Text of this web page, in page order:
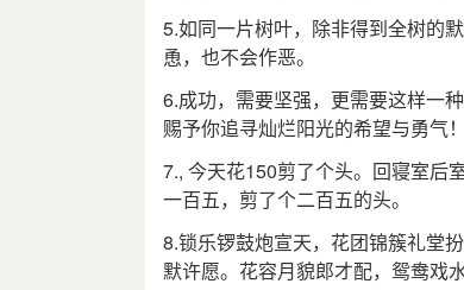
5.如同一片树叶，除非得到全树的
恿，也不会作恶。
6.成功，需要坚强，更需要这样一
赐予你追寻灿烂阳光的希望与勇气！
7., 今天花150剪了个头。回寝室后
一百五，剪了个二百五的头。
8.锁乐锣鼓炮宣天，花团锦簇礼堂
默许愿。花容月貌郎才配，鸳鸯戏